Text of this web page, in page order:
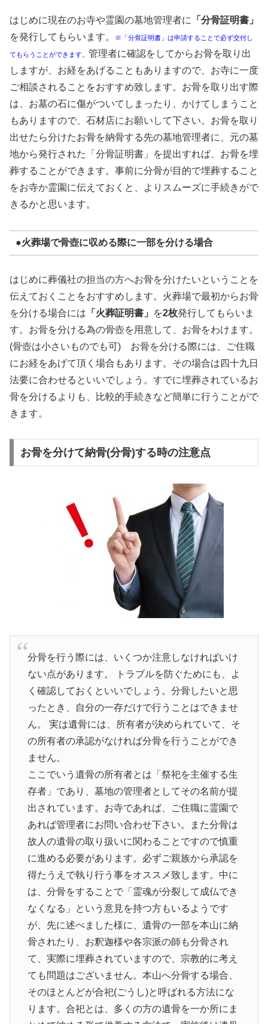
はじめに現在のお寺や霊園の墓地管理者に
「分骨証明書」
を発行してもらいます。
※「分骨証明書」は申請することで必ず交付し
てもらうことができます。 管理者に確認をしてからお骨を取り出
しますが、お経をあげることもありますので、お寺に一度
ご相談されることをおすすめ致します。お骨を取り出す際
は、お墓の石に傷がついてしまったり、かけてしまうこと
もありますので、石材店にお願いして下さい。お骨を取り
出せたら分けたお骨を納骨する先の墓地管理者に、元の墓
地から発行された「分骨証明書」を提出すれば、お骨を埋
葬することができます。事前に分骨が目的で埋葬すること
をお寺か霊園に伝えておくと、よりスムーズに手続きがで
きるかと思います。
●火葬場で骨壺に収める際に一部を分ける場合
はじめに葬儀社の担当の方へお骨を分けたいということを
伝えておくことをおすすめします。火葬場で最初からお骨
を分ける場合には 「火葬証明書」 を2枚発行してもらいま
す。お骨を分ける為の骨壺を用意して、お骨をわけます。
(骨壺は小さいものでも可) お骨を分ける際には、ご住職
にお経をあげて頂く場合もあります。その場合は四十九日
法要に合わせるといいでしょう。すでに埋葬されているお
骨を分けるよりも、比較的手続きなど簡単に行うことがで
きます。
お骨を分けて納骨(分骨)する時の注意点
分骨を行う際には、いくつか注意しなければいけ
ない点があります。 トラブルを防ぐためにも、よ
く確認しておくといいでしょう。分骨したいと思
ったとき、自分の一存だけで行うことはできませ
ん。 実は遺骨には、所有者が決められていて、そ
の所有者の承認がなければ分骨を行うことができ
ません。
ここでいう遺骨の所有者とは「祭祀を主催する生
存者」であり、墓地の管理者としてその名前が提
出されています。お寺であれば、ご住職に霊園で
あれば管理者にお問い合わせ下さい。また分骨は
故人の遺骨の取り扱いに関わることですので慎重
に進める必要があります。必ずご親族から承認を
得たうえで執り行う事をオススメ致します。中に
は、分骨をすることで「霊魂が分裂して成仏でき
なくなる」という意見を持つ方もいるようです
が、先に述べました様に、遺骨の一部を本山に納
骨されたり、お釈迦様や各宗派の師も分骨され
て、実際に埋葬されていますので、宗教的に考え
ても問題はございません。本山へ分骨する場合、
そのほとんどが合祀(ごうし)と呼ばれる方法にな
ります。合祀とは、多くの方の遺骨を一か所にま